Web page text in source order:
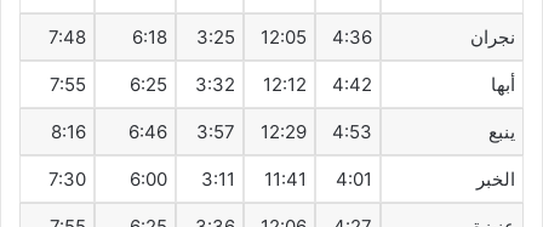
نجران 4:36
12:05
3:25
6:18
7:48
أبها 4:42
12:12
3:32
6:25
7:55
ينبع 4:53
12:29
3:57
6:46
8:16
الخبر 4:01
11:41
3:11
6:00
7:30